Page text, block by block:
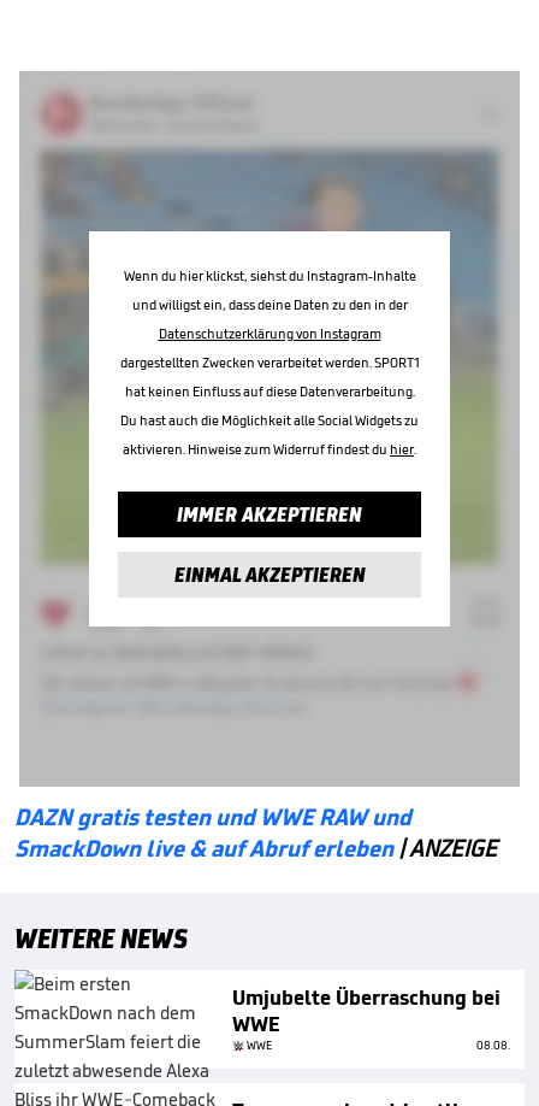
Wenn du hier klickst, siehst du Instagram-Inhalte
und willigst ein, dass deine Daten zu den in der
Datenschutzerklärung von Instagram
dargestellten Zwecken verarbeitet werden. SPORT1
hat keinen Einfluss auf diese Datenverarbeitung.
Du hast auch die Möglichkeit alle Social Widgets zu
aktivieren. Hinweise zum Widerruf findest du hier.
IMMER AKZEPTIEREN
EINMAL AKZEPTIEREN
DAZN gratis testen und WWE RAW und
SmackDown live & auf Abruf erleben | ANZEIGE
WEITERE NEWS
Umjubelte Überraschung bei
WWE
WWE 08.08.